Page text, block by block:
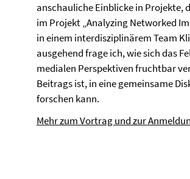
anschauliche Einblicke in Projekte,
im Projekt „Analyzing Networked
in einem interdisziplinärem Team
ausgehend frage ich, wie sich das
medialen Perspektiven fruchtbar
Beitrags ist, in eine gemeinsame
forschen kann.
Mehr zum Vortrag und zur